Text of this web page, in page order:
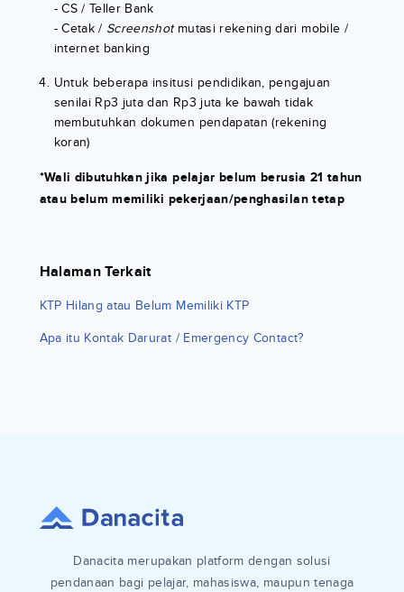
- CS / Teller Bank
- Cetak / Screenshotmutasi rekening dari mobile /
internet banking
Untuk beberapa insitusi pendidikan, pengajuan
senilai Rp3 juta dan Rp3 juta ke bawah tidak
membutuhkan dokumen pendapatan (rekening
koran)
*Wali dibutuhkan jika pelajar belum berusia 21 tahun
atau belum memiliki pekerjaan/penghasilan tetap
Halaman Terkait
KTP Hilang atau Belum Memiliki KTP
Apa itu Kontak Darurat / Emergency Contact?
Danacita merupakan platform dengan solusi
pendanaan bagi pelajar, mahasiswa, maupun tenaga